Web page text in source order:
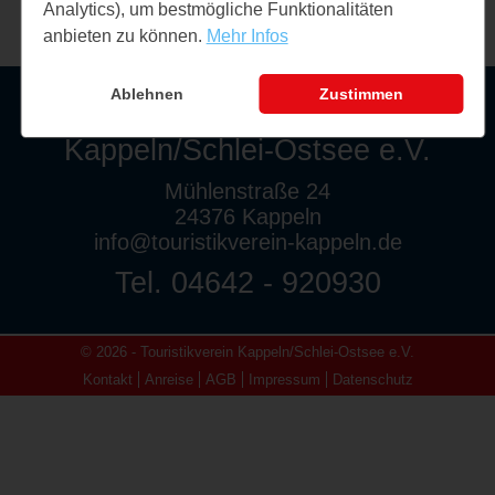
Touristikverein
Kappeln/Schlei-Ostsee e.V.
Mühlenstraße 24
24376 Kappeln
info@touristikverein-kappeln.de
Tel. 04642 - 920930
© 2026 - Touristikverein Kappeln/Schlei-Ostsee e.V.
Kontakt
Anreise AGB Impressum Datenschutz
Analytics), um bestmögliche Funktionalitäten
anbieten zu können. Mehr Infos
Ablehnen Zustimmen